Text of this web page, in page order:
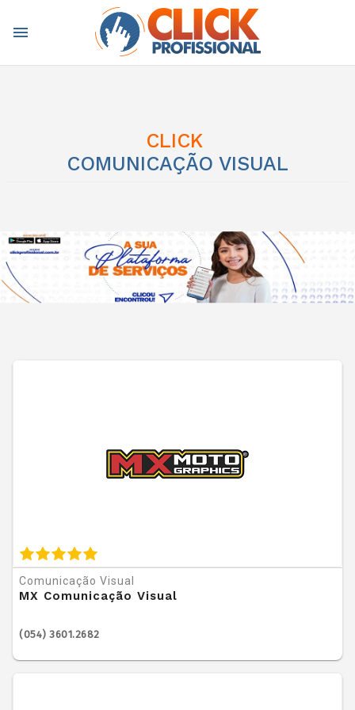
menu
CLICK
COMUNICAÇÃO VISUAL
Comunicação Visual
MX Comunicação Visual
(054) 3601.2682